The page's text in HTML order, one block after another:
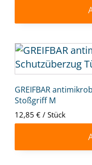
auf
der
Produktseite
gewählt
werden
GREIFBAR
Stoßgriff M
12,85 € / Stück
Dieses
Produkt
weist
mehrere
Varianten
auf.